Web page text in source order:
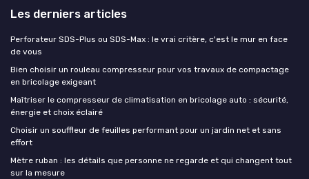
Les derniers articles
Perforateur SDS-Plus ou SDS-Max : le vrai critère, c'est le mur en face
de vous
Bien choisir un rouleau compresseur pour vos travaux de compactage
en bricolage exigeant
Maîtriser le compresseur de climatisation en bricolage auto : sécurité,
énergie et choix éclairé
Choisir un souffleur de feuilles performant pour un jardin net et sans
effort
Mètre ruban : les détails que personne ne regarde et qui changent tout
sur la mesure